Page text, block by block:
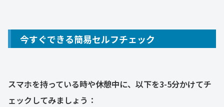
今すぐできる簡易セルフチェック
スマホを持っている時や休憩中に、以下を3-5分かけてチ
ェックしてみましょう：